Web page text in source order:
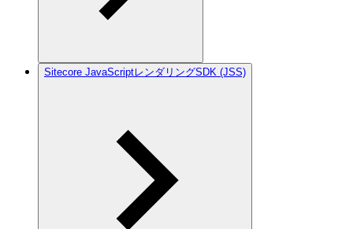
Sitecore JavaScriptレンダリングSDK (JSS)